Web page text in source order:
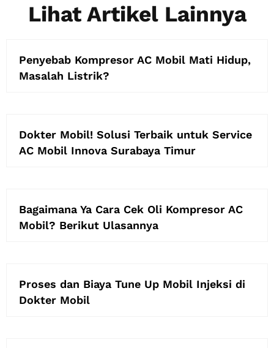
Lihat Artikel Lainnya
Penyebab Kompresor AC Mobil Mati Hidup,
Masalah Listrik?
Dokter Mobil! Solusi Terbaik untuk Service
AC Mobil Innova Surabaya Timur
Bagaimana Ya Cara Cek Oli Kompresor AC
Mobil? Berikut Ulasannya
Proses dan Biaya Tune Up Mobil Injeksi di
Dokter Mobil